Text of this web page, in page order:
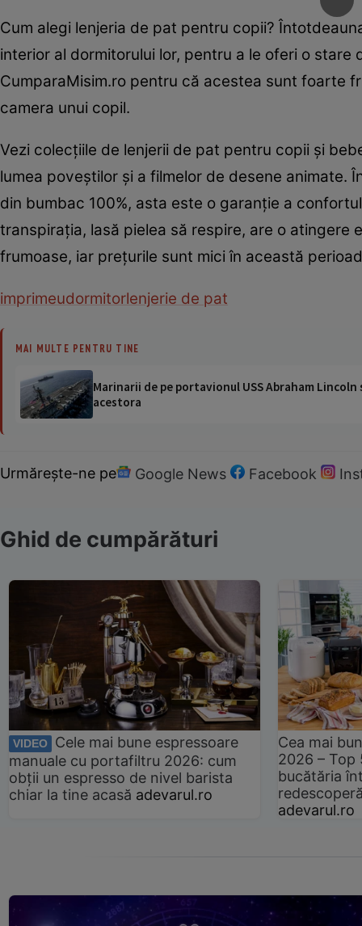
Cum alegi lenjeria de pat pentru copii?
interior al dormitorului lor, pentru a le oferi o
CumparaMisim.ro pentru că acestea sunt foarte
camera unui copil.
Vezi colecţiile de lenjerii de pat pentru copii şi
lumea poveştilor şi a filmelor de desene animate.
din bumbac 100%, asta este o garanţie a
transpiraţia, lasă pielea să respire, are o atingere
frumoase, iar preţurile sunt mici în această
imprimeudormitorlenjerie de pat
MAI MULTE PENTRU TINE
Marinarii de pe portavionul USS Abraham
acestora
Urmărește-ne pe Google News Facebook
Ghid de cumpărături
VIDEO
Cele mai bune espressoare
manuale cu portafiltru 2026: cum
obții un espresso de nivel barista
chiar la tine acasă adevarul.ro
Cea mai
2026 –
bucătăria
adevarul.ro